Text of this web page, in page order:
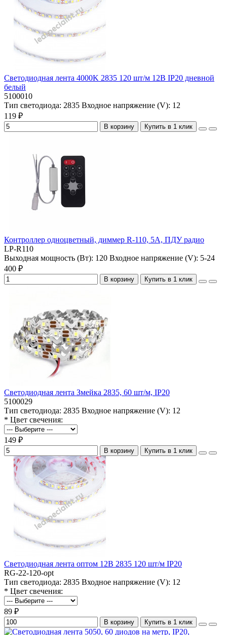
Светодиодная лента 4000K 2835 120 шт/м 12В IP20 дневной
белый
5100010
Тип светодиода: 2835 Входное напряжение (V): 12
119 ₽
В корзину Купить в 1 клик
Контроллер одноцветный, диммер R-110, 5А, ПДУ радио
LP-R110
Выходная мощность (Вт): 120 Входное напряжение (V): 5-24
400 ₽
В корзину Купить в 1 клик
Светодиодная лента Змейка 2835, 60 шт/м, IP20
5100029
Тип светодиода: 2835 Входное напряжение (V): 12
* Цвет свечения:
149 ₽
В корзину Купить в 1 клик
Светодиодная лента оптом 12В 2835 120 шт/м IP20
RG-22-120-opt
Тип светодиода: 2835 Входное напряжение (V): 12
* Цвет свечения:
89 ₽
В корзину Купить в 1 клик